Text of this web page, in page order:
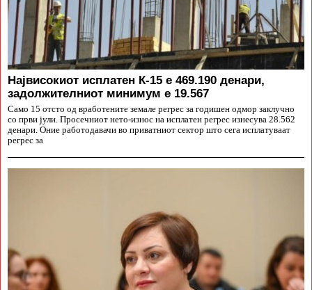
Највисокиот исплатен К-15 е 469.190 денари,
задолжителниот минимум е 19.567
Само 15 отсто од вработените земале регрес за годишен одмор заклучно
со први јули. Просечниот нето-износ на исплатен регрес изнесува 28.562
денари. Оние работодавачи во приватниот сектор што сега исплатуваат
регрес за